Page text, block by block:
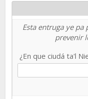
Esta entruga ye
prevenir
¿En que ciudá ta'l